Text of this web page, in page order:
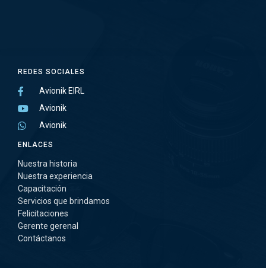
REDES SOCIALES
Avionik EIRL
Avionik
Avionik
ENLACES
Nuestra historia
Nuestra experiencia
Capacitación
Servicios que brindamos
Felicitaciones
Gerente gerenal
Contáctanos